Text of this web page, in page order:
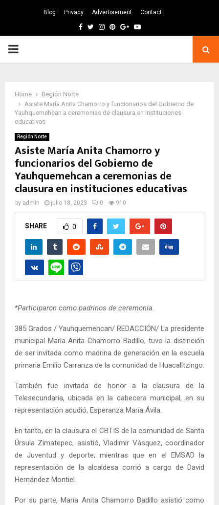
Blog Privacy Advertisement Contact
Facebook
TwitterInstagram
Pinterest
GoogleYoutube
PRIMARY
Home
Región Norte
Asiste María Anita Chamorro y funcionarios del Gobierno de
Yauhquemehcan a ceremonias de clausura en instituciones
educativas
Región Norte
Asiste María Anita Chamorro y
funcionarios del Gobierno de
Yauhquemehcan a ceremonias de
clausura en instituciones educativas
by admin julio 18, 2023 0 910
SHARE 0
*Participaron como padrinos de ceremonia
385 Grados / Yauhquemehcan/ REDACCIÓN/ La presidente
municipal María Anita Chamorro Badillo, tuvo la distinción
de ser invitada como madrina de generación en la escuela
primaria Emilio Carranza de la comunidad de Huacalltzingo.
También fue invitada de honor a la clausura de la
Telesecundaria, ubicada en la cabecera municipal, en su
representación acudió, Esperanza María Ávila.
En tanto, en la clausura el CBTIS de la comunidad de Santa
Úrsula Zimatepec, asistió, Vladimir Vásquez, coordinador
de Juventud y deporte; mientras que en el EMSAD la
representación de la alcaldesa corrió a cargo de David
Hernández Montiel.
Por su parte, María Anita Chamorro Badillo asistió como